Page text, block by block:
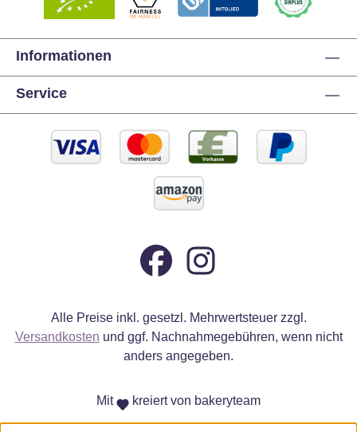
Informationen
Service
Alle Preise inkl. gesetzl. Mehrwertsteuer zzgl.
Versandkosten und ggf. Nachnahmegebühren, wenn nicht
anders angegeben.
Mit kreiert von bakeryteam